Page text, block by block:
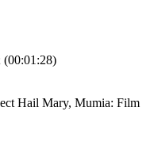
(00:01:28)
Hail Mary, Mumia: Film